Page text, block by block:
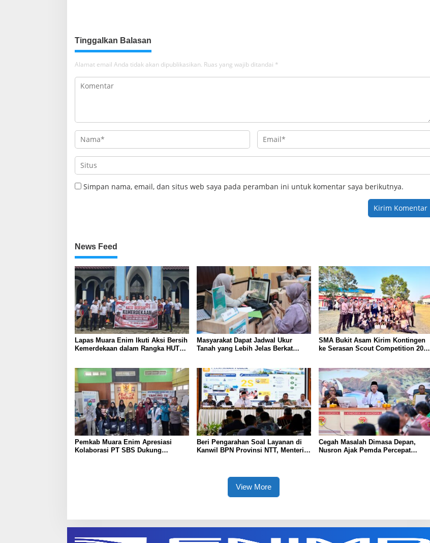
Tinggalkan Balasan
Alamat email Anda tidak akan dipublikasikan. Ruas yang wajib ditandai *
Simpan nama, email, dan situs web saya pada peramban ini untuk komentar saya berikutnya.
News Feed
Lapas Muara Enim Ikuti Aksi Bersih
Kemerdekaan dalam Rangka HUT
Masyarakat Dapat Jadwal Ukur
Tanah yang Lebih Jelas Berkat
SMA Bukit Asam Kirim Kontingen
ke Serasan Scout Competition 2026,
Pemkab Muara Enim Apresiasi
Kolaborasi PT SBS Dukung
Beri Pengarahan Soal Layanan di
Kanwil BPN Provinsi NTT, Menteri
Cegah Masalah Dimasa Depan,
Nusron Ajak Pemda Percepat
View More